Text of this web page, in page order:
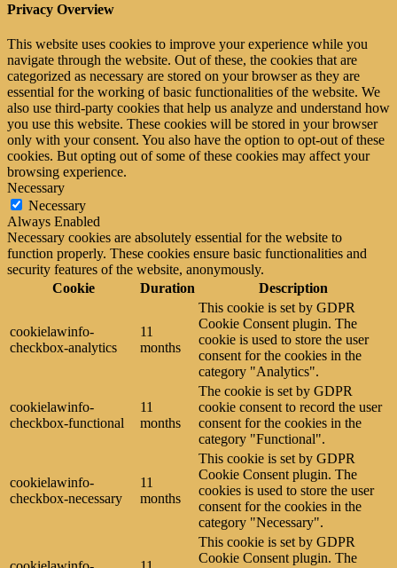
Privacy Overview
This website uses cookies to improve your experience while you
navigate through the website. Out of these, the cookies that are
categorized as necessary are stored on your browser as they are
essential for the working of basic functionalities of the website. We
also use third-party cookies that help us analyze and understand how
you use this website. These cookies will be stored in your browser
only with your consent. You also have the option to opt-out of these
cookies. But opting out of some of these cookies may affect your
browsing experience.
Necessary
Necessary
Always Enabled
Necessary cookies are absolutely essential for the website to
function properly. These cookies ensure basic functionalities and
security features of the website, anonymously.
Cookie
Duration Description
cookielawinfo-
checkbox-analytics
11
months
This cookie is set by GDPR
Cookie Consent plugin. The
cookie is used to store the user
consent for the cookies in the
category "Analytics".
cookielawinfo-
checkbox-functional
11
months
The cookie is set by GDPR
cookie consent to record the user
consent for the cookies in the
category "Functional".
cookielawinfo-
checkbox-necessary
11
months
This cookie is set by GDPR
Cookie Consent plugin. The
cookies is used to store the user
consent for the cookies in the
category "Necessary".
This cookie is set by GDPR
Cookie Consent plugin. The